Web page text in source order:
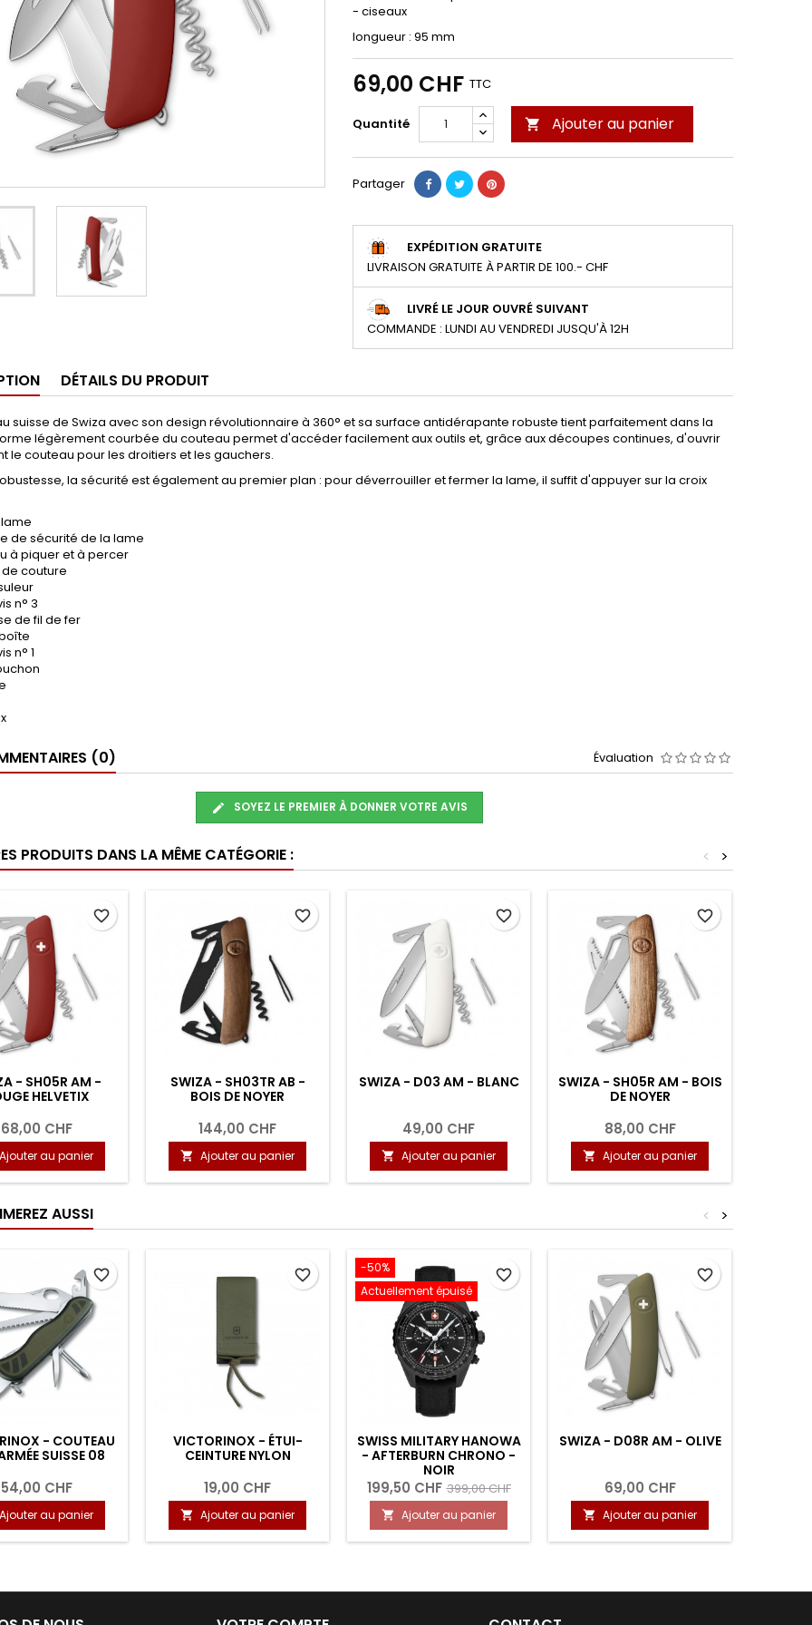
- ciseaux
longueur : 95 mm
69,00 CHF TTC
Quantité  Ajouter au panier
Partager
EXPÉDITION GRATUITE
LIVRAISON GRATUITE À PARTIR DE 100.- CHF
LIVRÉ LE JOUR OUVRÉ SUIVANT
COMMANDE : LUNDI AU VENDREDI JUSQU'À 12H
DÉTAILS DU PRODUIT
suisse de Swiza avec son design révolutionnaire à 360° et sa surface antidérapante robuste tient parfaitement dans la
légèrement courbée du couteau permet d'accéder facilement aux outils et, grâce aux découpes continues, d'ouvrir
le couteau pour les droitiers et les gauchers.
la sécurité est également au premier plan : pour déverrouiller et fermer la lame, il suffit d'appuyer sur la croix
de sécurité de la lame
à piquer et à percer
couture
n° 3
de fil de fer
n° 1
(0) Évaluation
SOYEZ LE PREMIER À DONNER VOTRE AVIS
PRODUITS DANS LA MÊME CATÉGORIE : >
<
- SH05R AM -
HELVETIX
68,00 CHF
Ajouter au panier
favorite_border
SWIZA - SH03TR AB -
BOIS DE NOYER
144,00 CHF
 Ajouter au panier
favorite_border
SWIZA - D03 AM - BLANC
49,00 CHF
 Ajouter au panier
favorite_border
SWIZA - SH05R AM - BOIS
DE NOYER
88,00 CHF
 Ajouter au panier
favorite_border
AUSSI >
<
- COUTEAU
SUISSE 08
54,00 CHF
Ajouter au panier
favorite_border
VICTORINOX - ÉTUI-
CEINTURE NYLON
19,00 CHF
 Ajouter au panier
favorite_border
-50%
Actuellement épuisé
SWISS MILITARY HANOWA
- AFTERBURN CHRONO -
NOIR
199,50 CHF 399,00 CHF
 Ajouter au panier
favorite_border
SWIZA - D08R AM - OLIVE
69,00 CHF
 Ajouter au panier
favorite_border